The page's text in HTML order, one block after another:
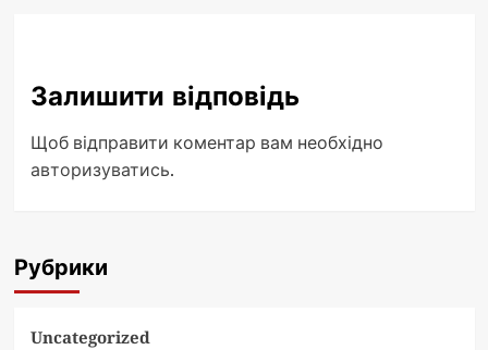
Залишити відповідь
Щоб відправити коментар вам необхідно
авторизуватись.
Рубрики
Uncategorized